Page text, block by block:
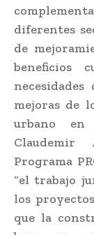
diferentes
de
beneficios
mejoras de
urbano en
Programa
“el trabajo
los
que la